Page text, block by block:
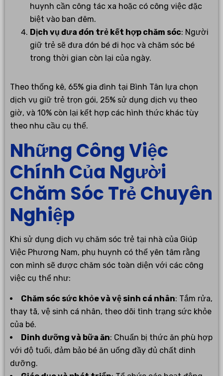
huynh cần công tác xa hoặc có công việc đặc
biệt vào ban đêm.
Dịch vụ đưa đón trẻ kết hợp chăm sóc: Người
giữ trẻ sẽ đưa đón bé đi học và chăm sóc bé
trong thời gian còn lại của ngày.
Theo thống kê, 65% gia đình tại Bình Tân lựa chọn
dịch vụ giữ trẻ trọn gói, 25% sử dụng dịch vụ theo
giờ, và 10% còn lại kết hợp các hình thức khác tùy
theo nhu cầu cụ thể.
Những Công Việc
Chính Của Người
Chăm Sóc Trẻ Chuyên
Nghiệp
Khi sử dụng dịch vụ chăm sóc trẻ tại nhà của Giúp
Việc Phương Nam, phụ huynh có thể yên tâm rằng
con mình sẽ được chăm sóc toàn diện với các công
việc cụ thể như:
Chăm sóc sức khỏe và vệ sinh cá nhân: Tắm rửa,
thay tã, vệ sinh cá nhân, theo dõi tình trạng sức khỏe
của bé.
Dinh dưỡng và bữa ăn: Chuẩn bị thức ăn phù hợp
với độ tuổi, đảm bảo bé ăn uống đầy đủ chất dinh
dưỡng.